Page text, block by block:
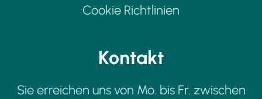
Kontakt
Sie erreichen uns von Mo. bis Fr. zwischen
Cookie Richtlinien